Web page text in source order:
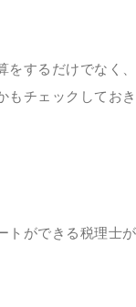
するだけでなく、
もチェックしておき
トができる税理士が